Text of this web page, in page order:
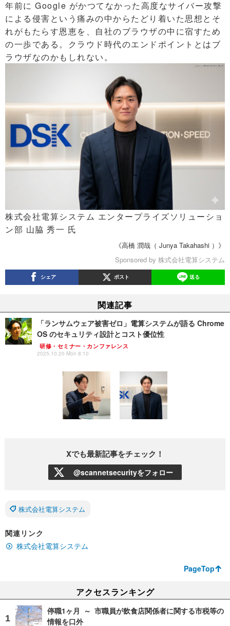
年前に Google がかつてなかった高度なサイバー攻撃
による侵害という痛みの中からたどり着いた思想とそ
れがもたらす恩恵を、自社のブラウザの中に宿すため
の一歩である。クラウド時代のエンドポイントとはブ
ラウザなのかもしれない。
株式会社電算システム エンタープライズソリューショ
ン部 山脇 秀一 氏
《高橋 潤哉（ Junya Takahashi ）》
Sponsored by 株式会社電算システム
シェア ポスト 送る
関連記事
「ランサムウェア被害ゼロ」電算システムが語る Chrome
OS のセキュリティ設計とコスト優位性
研修・セミナー・カンファレンス
2025.10.20 Mon 8:10
Xでも最新記事をチェック！
@scannetsecurityをフォロー
株式会社電算システム
関連リンク
株式会社電算システム
PageTop
アクセスランキング
停職1ヶ月 ～ 市職員が飲食店関係者に関する市税等の
情報を口外